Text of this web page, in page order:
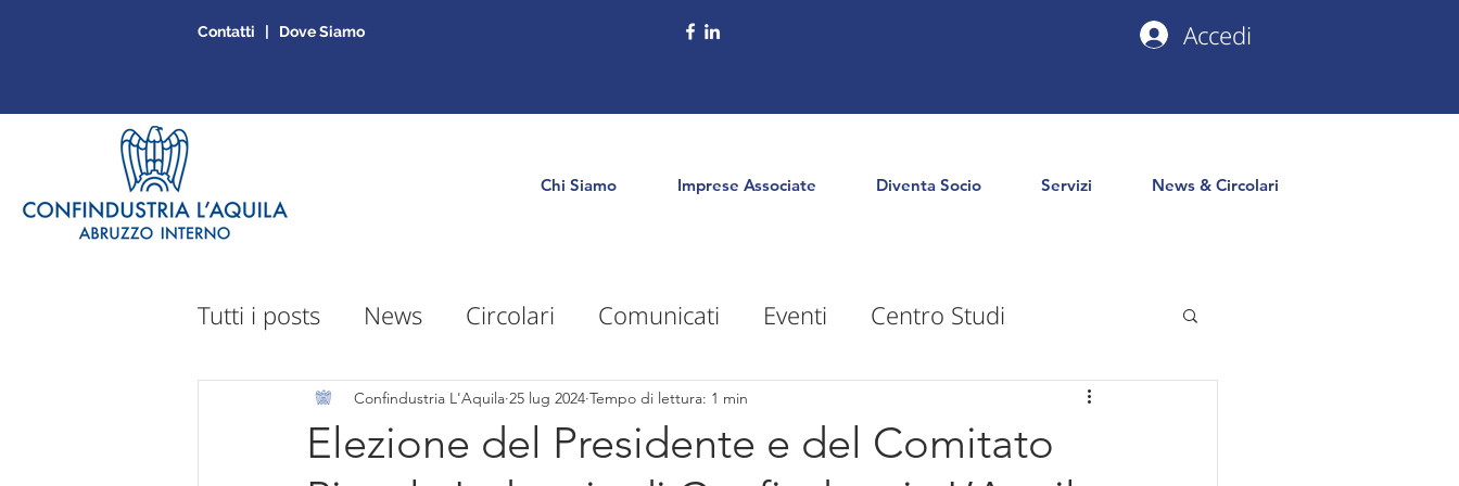
Contatti | Dove Siamo Accedi
Chi Siamo Imprese Associate Diventa Socio Servizi News & Circolari
Tutti i posts News Circolari Comunicati Eventi Centro Studi
Sportello Mepa Appuntamenti Territorio PNRR
Elezione del Presidente e del Comitato
Confindustria L'Aquila 25 lug 2024 Tempo di lettura: 1 min